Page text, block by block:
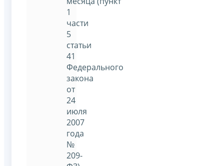
1
части
5
статьи
41
Федерального
закона
от
24
июля
2007
года
№
209-